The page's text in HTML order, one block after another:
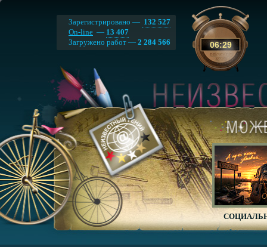
06:29
Зарегистрировано — 132 527
On-line — 13 407
Загружено работ — 2 284 566